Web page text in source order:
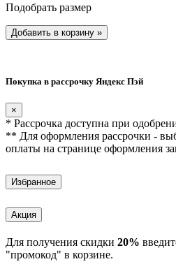
Подобрать размер
Добавить в корзину »
Покупка в рассрочку Яндекс Пэй
×
* Рассрочка доступна при
** Для оформления рассрочки -
оплаты на странице оформления
Избранное
Акция
Для получения скидки 20%
"промокод" в корзине.